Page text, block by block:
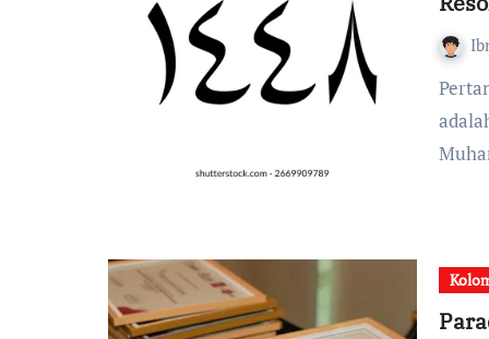
Pertanyaan mendasar yang sering luput dari nalar kita